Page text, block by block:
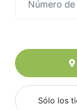
Sólo los